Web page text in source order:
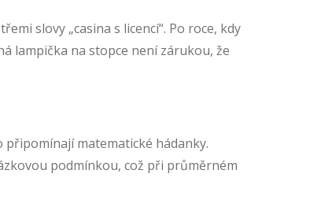
slovy „casina s licencí“. Po roce, kdy
lampička na stopce není zárukou, že
matematické hádanky.
podmínkou, což při průměrném